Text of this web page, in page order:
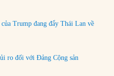
Trump đang đẩy Thái Lan về
ro đối với Đảng Cộng sản